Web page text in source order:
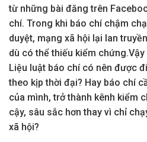
từ những bài đăng trên
chí. Trong khi báo chí chậm
duyệt, mạng xã hội lại lan
dù có thể thiếu kiểm
Liệu luật báo chí có nên được
theo kịp thời đại? Hay báo chí
của mình, trở thành kênh kiểm
cậy, sâu sắc hơn thay vì chỉ
xã hội?